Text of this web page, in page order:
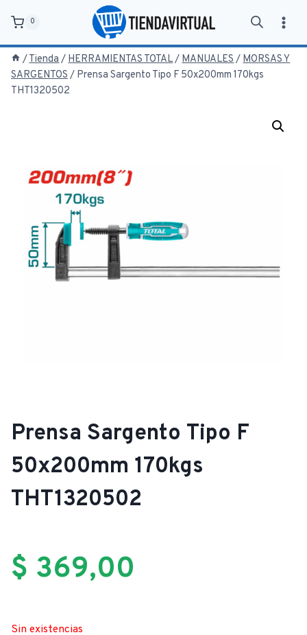
contenido
0
/Tienda / HERRAMIENTAS TOTAL/ MANUALES / MORSAS Y
SARGENTOS / Prensa Sargento Tipo F 50x200mm 170kgs
THT1320502
Prensa Sargento Tipo F
50x200mm 170kgs
THT1320502
$ 369,00
Sin existencias